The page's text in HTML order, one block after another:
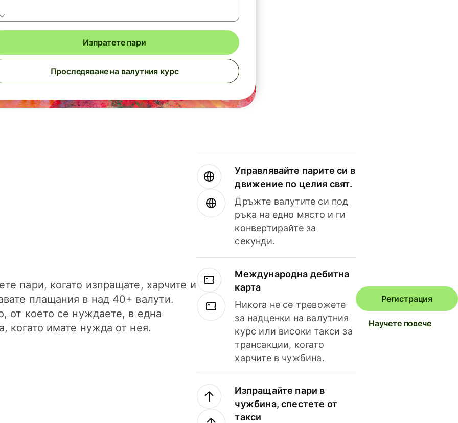
Изпратете пари
Проследяване на валутния курс
пари, когато изпращате, харчите и
плащания в над 40+ валути.
от което се нуждаете, в една
когато имате нужда от нея.
Управлявайте парите си в
движение по целия свят.
Дръжте валутите си под
ръка на едно място и ги
конвертирайте за
секунди.
Международна дебитна
карта
Никога не се тревожете
за надценки на валутния
курс или високи такси за
трансакции, когато
харчите в чужбина.
Изпращайте пари в
чужбина, спестете от
такси
Регистрация
Научете повече